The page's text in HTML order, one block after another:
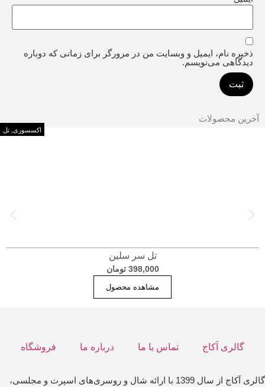
ذخیره نام، ایمیل و وبسایت من در مرورگر برای زمانی که دوباره
دیدگاهی می‌نویسم.
آخرین محصولات
اکسسوری تل
تل سر سلین
398,000 تومان
مشاهده محصول
گالری آکاج تماس با ما درباره ما فروشگاه
گالری آکاج از سال 1399 با ارائه شال و روسری‌های اسپرت و مجلسی،